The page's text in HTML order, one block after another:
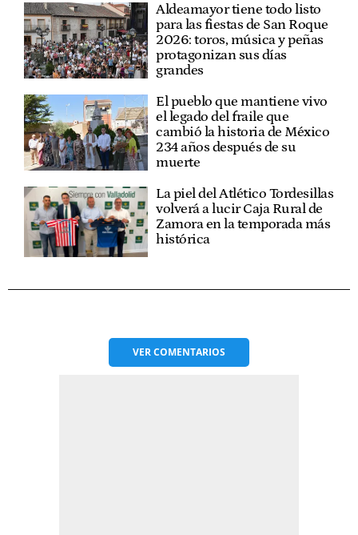
Aldeamayor tiene todo listo
para las fiestas de San Roque
2026: toros, música y peñas
protagonizan sus días
grandes
El pueblo que mantiene vivo
el legado del fraile que
cambió la historia de México
234 años después de su
muerte
La piel del Atlético Tordesillas
volverá a lucir Caja Rural de
Zamora en la temporada más
histórica
VERCOMENTARIOS